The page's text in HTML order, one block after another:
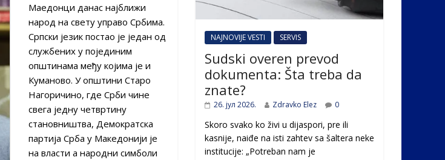
Маедонци данас најближи
народ на свету управо Србима.
Српски језик постао је један од
службених у појединим
општинама међу којима је и
Куманово. У општини Старо
Нагоричино, где Срби чине
свега једну четвртину
становништва, Демократска
партија Срба у Македонији је
на власти а народни симболи
NAJNOVIJE VESTI SERVIS
Sudski overen prevod
dokumenta: Šta treba da
znate?
26. јул 2026. Zdravko Elez 0
Skoro svako ko živi u dijaspori, pre ili
kasnije, naiđe na isti zahtev sa šaltera neke
institucije: „Potreban nam je